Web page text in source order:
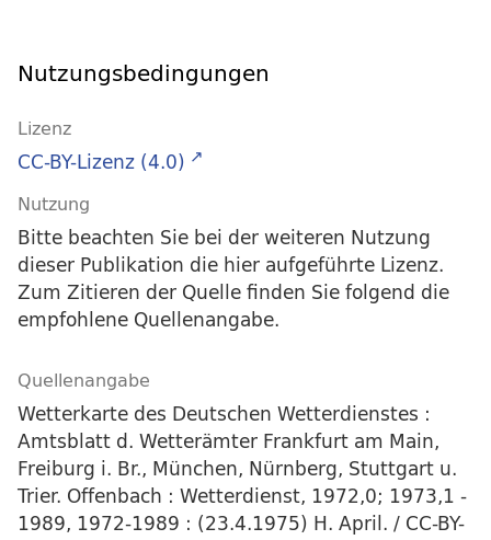
Nutzungsbedingungen
Lizenz
CC-BY-Lizenz (4.0)
Nutzung
Bitte beachten Sie bei der weiteren Nutzung
dieser Publikation die hier aufgeführte Lizenz.
Zum Zitieren der Quelle finden Sie folgend die
empfohlene Quellenangabe.
Quellenangabe
Wetterkarte des Deutschen Wetterdienstes :
Amtsblatt d. Wetterämter Frankfurt am Main,
Freiburg i. Br., München, Nürnberg, Stuttgart u.
Trier. Offenbach : Wetterdienst, 1972,0; 1973,1 -
1989, 1972-1989 : (23.4.1975) H. April. / CC-BY-